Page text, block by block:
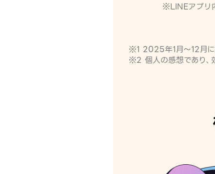
※LINEアプリ
※1 2025年1月〜12月に
※2 個人の感想であり、